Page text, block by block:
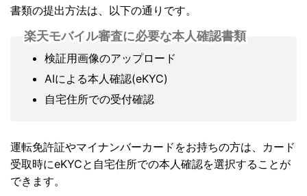
書類の提出方法は、以下の通りです。
楽天モバイル審査に必要な本人確認書類
検証用画像のアップロード
AIによる本人確認(eKYC)
自宅住所での受付確認
運転免許証やマイナンバーカードをお持ちの方は、カード
受取時にeKYCと自宅住所での本人確認を選択することが
できます。